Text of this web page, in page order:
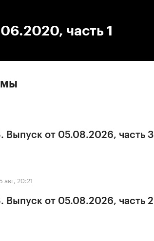
часть 1
Выпуск от 05.08.2026, часть 3
авг, 20:21
Выпуск от 05.08.2026, часть 2